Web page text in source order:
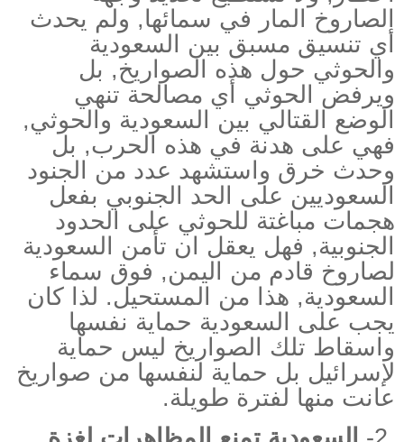
الصاروخ المار في سمائها, ولم يحدث
أي تنسيق مسبق بين السعودية
والحوثي حول هذه الصواريخ, بل
ويرفض الحوثي أي مصالحة تنهي
الوضع القتالي بين السعودية والحوثي,
فهي على هدنة في هذه الحرب, بل
وحدث خرق واستشهد عدد من الجنود
السعوديين على الحد الجنوبي بفعل
هجمات مباغتة للحوثي على الحدود
الجنوبية, فهل يعقل ان تأمن السعودية
لصاروخ قادم من اليمن, فوق سماء
السعودية, هذا من المستحيل. لذا كان
يجب على السعودية حماية نفسها
واسقاط تلك الصواريخ ليس حماية
لإسرائيل بل حماية لنفسها من صواريخ
عانت منها لفترة طويلة.